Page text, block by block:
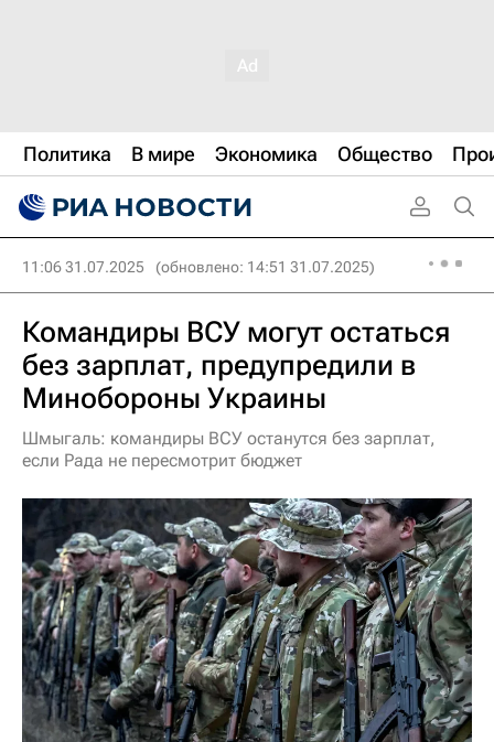
Политика В мире Экономика Общество
11:06 31.07.2025 (обновлено: 14:51 31.07.2025)
Командиры ВСУ могут остаться
без зарплат, предупредили в
Минобороны Украины
Шмыгаль: командиры ВСУ останутся без зарплат,
если Рада не пересмотрит бюджет